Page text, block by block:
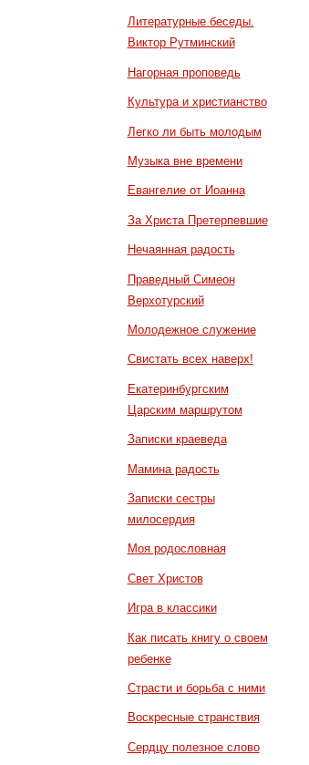
Литературные беседы.
Виктор Рутминский
Нагорная проповедь
Культура и христианство
Легко ли быть молодым
Музыка вне времени
Евангелие от Иоанна
За Христа Претерпевшие
Нечаянная радость
Праведный Симеон
Верхотурский
Молодежное служение
Свистать всех наверх!
Екатеринбургским
Царским маршрутом
Записки краеведа
Мамина радость
Записки сестры
милосердия
Моя родословная
Свет Христов
Игра в классики
Как писать книгу о своем
ребенке
Страсти и борьба с ними
Воскресные странствия
Сердцу полезное слово